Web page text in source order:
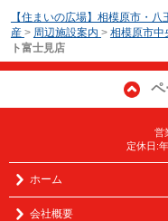
【住まいの広場】相模原市・
産 > 周辺施設案内 > 相模原市中
ト富士見店
ペ
営
定休日:
ホーム
会社概要